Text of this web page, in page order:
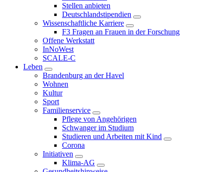
Stellen anbieten
Deutschlandstipendien
Wissenschaftliche Karriere
F3 Fragen an Frauen in der Forschung
Offene Werkstatt
InNoWest
SCALE-C
Leben
Brandenburg an der Havel
Wohnen
Kultur
Sport
Familienservice
Pflege von Angehörigen
Schwanger im Studium
Studieren und Arbeiten mit Kind
Corona
Initiativen
Klima-AG